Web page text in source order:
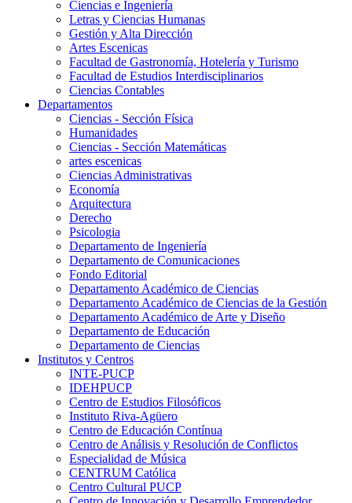
Ciencias e Ingeniería
Letras y Ciencias Humanas
Gestión y Alta Dirección
Artes Escenicas
Facultad de Gastronomía, Hotelería y Turismo
Facultad de Estudios Interdisciplinarios
Ciencias Contables
Departamentos
Ciencias - Sección Física
Humanidades
Ciencias - Sección Matemáticas
artes escenicas
Ciencias Administrativas
Economía
Arquitectura
Derecho
Psicologia
Departamento de Ingeniería
Departamento de Comunicaciones
Fondo Editorial
Departamento Académico de Ciencias
Departamento Académico de Ciencias de la Gestión
Departamento Académico de Arte y Diseño
Departamento de Educación
Departamento de Ciencias
Institutos y Centros
INTE-PUCP
IDEHPUCP
Centro de Estudios Filosóficos
Instituto Riva-Agüero
Centro de Educación Contínua
Centro de Análisis y Resolución de Conflictos
Especialidad de Música
CENTRUM Católica
Centro Cultural PUCP